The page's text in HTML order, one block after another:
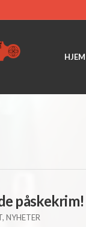
HJEM
påskekrim!
, NYHETER